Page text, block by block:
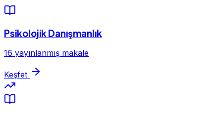
Psikolojik Danışmanlık
16 yayınlanmış makale
Keşfet